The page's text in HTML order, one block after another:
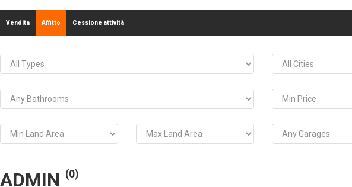
Vendita Affitto Cessione attività
ADMIN (0)